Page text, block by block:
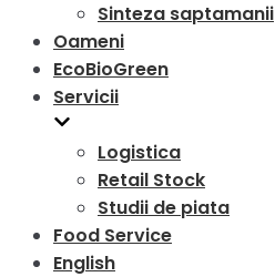
Sinteza saptamanii
Oameni
EcoBioGreen
Servicii
Logistica
Retail Stock
Studii de piata
Food Service
English